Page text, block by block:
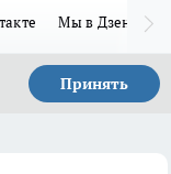
Мы в Дзене
Принять